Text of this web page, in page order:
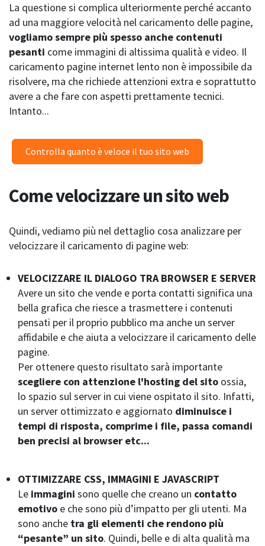
La questione si complica ulteriormente perché accanto
ad una maggiore velocità nel caricamento delle pagine,
vogliamo sempre più spesso anche contenuti
pesanti come immagini di altissima qualità e video. Il
caricamento pagine internet lento non è impossibile da
risolvere, ma che richiede attenzioni extra e soprattutto
avere a che fare con aspetti prettamente tecnici.
Intanto...
Controlla quanto è veloce il tuo sito web
Come velocizzare un sito web
Quindi, vediamo più nel dettaglio cosa analizzare per
velocizzare il caricamento di pagine web:
VELOCIZZARE IL DIALOGO TRA BROWSER E SERVER
Avere un sito che vende e porta contatti significa una
bella grafica che riesce a trasmettere i contenuti
pensati per il proprio pubblico ma anche un server
affidabile e che aiuta a velocizzare il caricamento delle
pagine.
Per ottenere questo risultato sarà importante
scegliere con attenzione l'hosting del sito ossia,
lo spazio sul server in cui viene ospitato il sito. Infatti,
un server ottimizzato e aggiornato diminuisce i
tempi di risposta, comprime i file, passa comandi
ben precisi al browser etc...
OTTIMIZZARE CSS, IMMAGINI E JAVASCRIPT
Le immagini sono quelle che creano un contatto
emotivo e che sono più d’impatto per gli utenti. Ma
sono anche tra gli elementi che rendono più
“pesante” un sito. Quindi, belle e di alta qualità ma